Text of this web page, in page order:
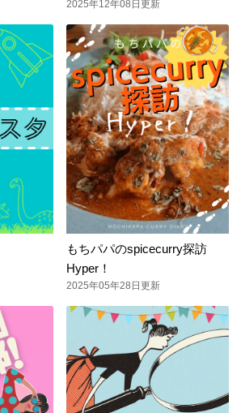
2025年12年08日更新
もちパパのspicecurry探訪
Hyper！
2025年05年28日更新